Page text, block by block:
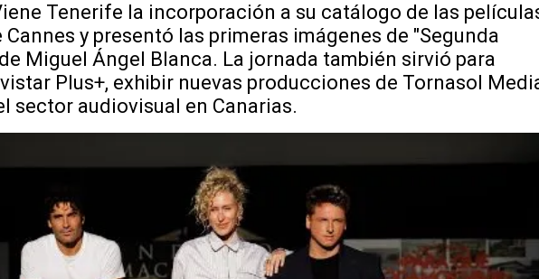
Tenerife la incorporación a su catálogo de las
y presentó las primeras imágenes de "Segunda
Miguel Ángel Blanca. La jornada también sirvió para
Plus+, exhibir nuevas producciones de Tornasol
sector audiovisual en Canarias.